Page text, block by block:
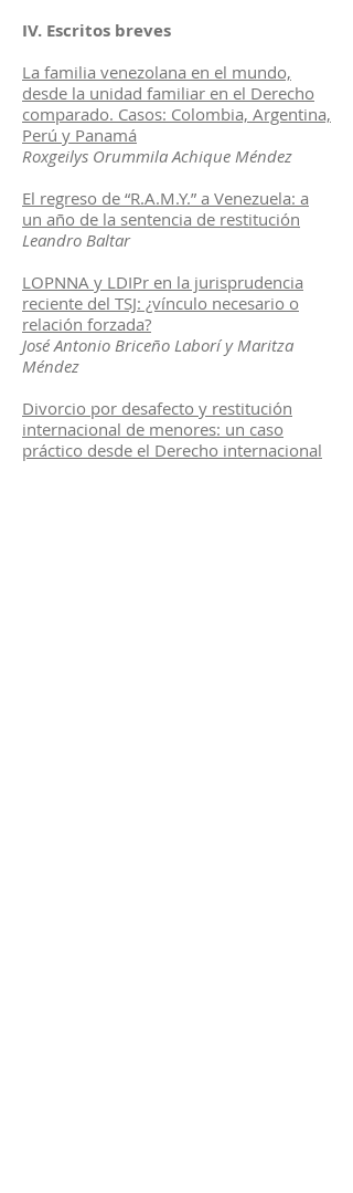
IV. Escritos breves
La familia venezolana en el mundo,
desde la unidad familiar en el Derecho
comparado. Casos: Colombia, Argentina,
Perú y Panamá
Roxgeilys Orummila Achique Méndez
El regreso de “R.A.M.Y.” a Venezuela: a
un año de la sentencia de restitución
Leandro Baltar
LOPNNA y LDIPr en la jurisprudencia
reciente del TSJ: ¿vínculo necesario o
relación forzada?
José Antonio Briceño Laborí y Maritza
Méndez
Divorcio por desafecto y restitución
internacional de menores: un caso
práctico desde el Derecho internacional